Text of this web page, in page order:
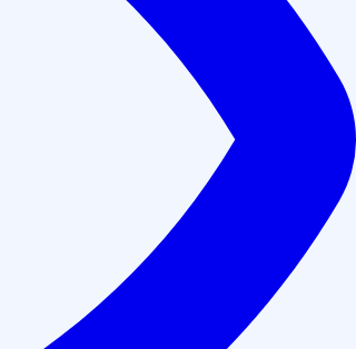
Аккредитованы на портале НМО Минздрава РФ